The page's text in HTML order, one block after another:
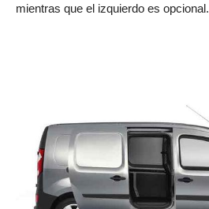
mientras que el izquierdo es opcional.